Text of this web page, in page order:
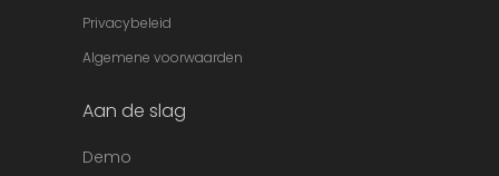
Privacybeleid
Algemene voorwaarden
Aan de slag
Demo